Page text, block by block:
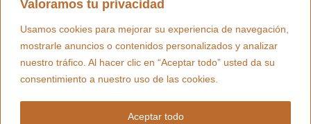
Valoramos tu privacidad
Usamos cookies para mejorar su experiencia de navegación,
mostrarle anuncios o contenidos personalizados y analizar
nuestro tráfico. Al hacer clic en “Aceptar todo” usted da su
consentimiento a nuestro uso de las cookies.
Aceptar todo